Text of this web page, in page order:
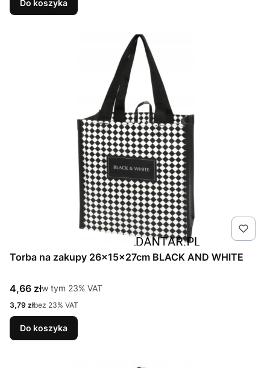
Do koszyka
Torba na zakupy 26x15x27cm BLACK AND WHITE
Cena brutto
4,66 złw tym %s VAT
w tym 23% VAT
Cena netto
3,79 złbez 23% VAT
Do koszyka